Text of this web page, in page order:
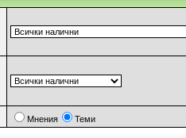
Мнения Теми